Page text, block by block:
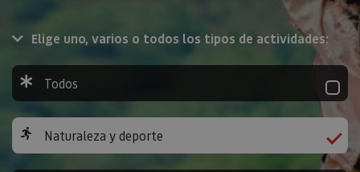
Elige uno, varios o todos los tipos de actividades:
Todos
Naturaleza y deporte